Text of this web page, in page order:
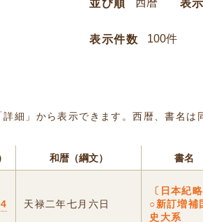
並び順 表
表示件数
詳細」から表示できます。西暦、書名
和暦（綱文） 書名
天禄二年七月六日
〔日本紀
○新訂増補
史大系